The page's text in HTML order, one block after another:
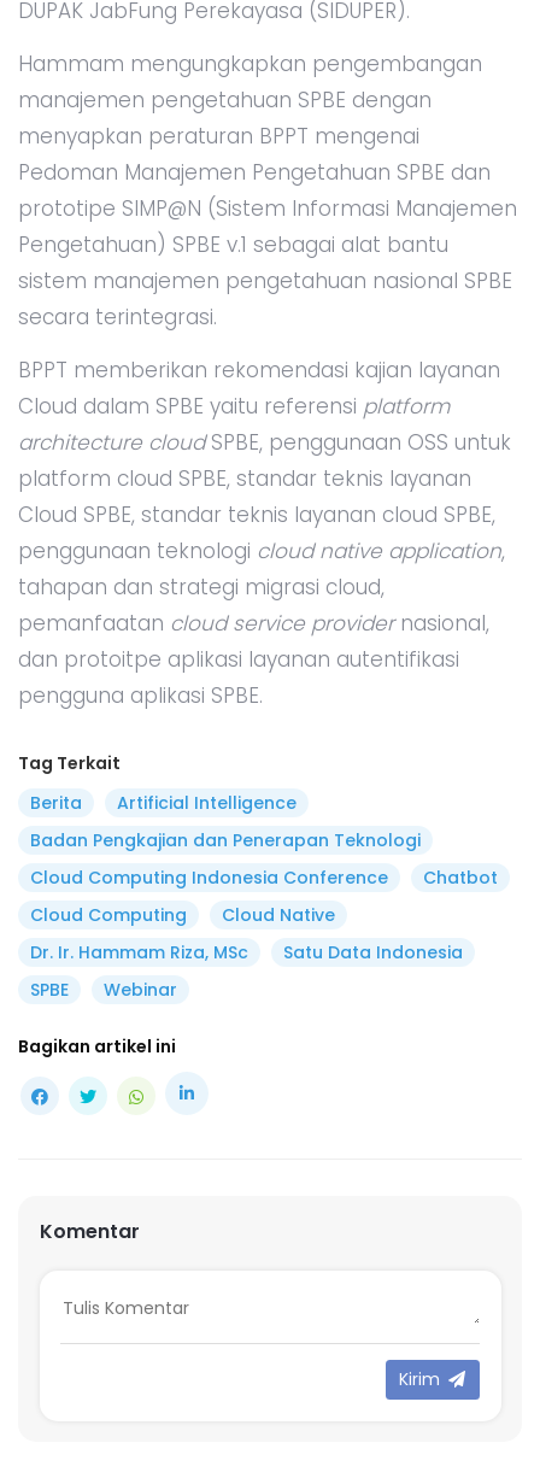
DUPAK JabFung Perekayasa (SIDUPER).
Hammam mengungkapkan pengembangan
manajemen pengetahuan SPBE dengan
menyapkan peraturan BPPT mengenai
Pedoman Manajemen Pengetahuan SPBE dan
prototipe SIMP@N (Sistem Informasi Manajemen
Pengetahuan) SPBE v.1 sebagai alat bantu
sistem manajemen pengetahuan nasional SPBE
secara terintegrasi.
BPPT memberikan rekomendasi kajian layanan
Cloud dalam SPBE yaitu referensi platform
architecture cloudSPBE, penggunaan OSS untuk
platform cloud SPBE, standar teknis layanan
Cloud SPBE, standar teknis layanan cloud SPBE,
penggunaan teknologi cloud native application,
tahapan dan strategi migrasi cloud,
pemanfaatan cloud service providernasional,
dan protoitpe aplikasi layanan autentifikasi
pengguna aplikasi SPBE.
Tag Terkait
Berita
Artificial Intelligence
Badan Pengkajian dan Penerapan Teknologi
Cloud Computing Indonesia Conference
Chatbot
Cloud Computing
Cloud Native
Dr. Ir. Hammam Riza, MSc
Satu Data Indonesia
SPBE
Webinar
Bagikan artikel ini
Komentar
Kirim